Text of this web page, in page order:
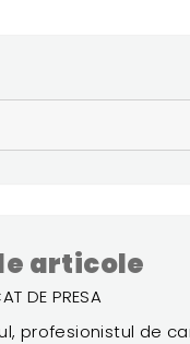
articole
DE PRESA
profesionistul de